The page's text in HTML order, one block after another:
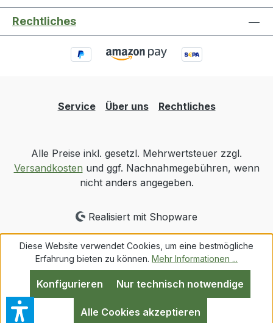
Rechtliches
Service Über uns Rechtliches
Alle Preise inkl. gesetzl. Mehrwertsteuer zzgl.
Versandkosten und ggf. Nachnahmegebühren, wenn
nicht anders angegeben.
Realisiert mit Shopware
Diese Website verwendet Cookies, um eine bestmögliche
Erfahrung bieten zu können. Mehr Informationen ...
Nur technisch notwendige
Konfigurieren
Alle Cookies akzeptieren